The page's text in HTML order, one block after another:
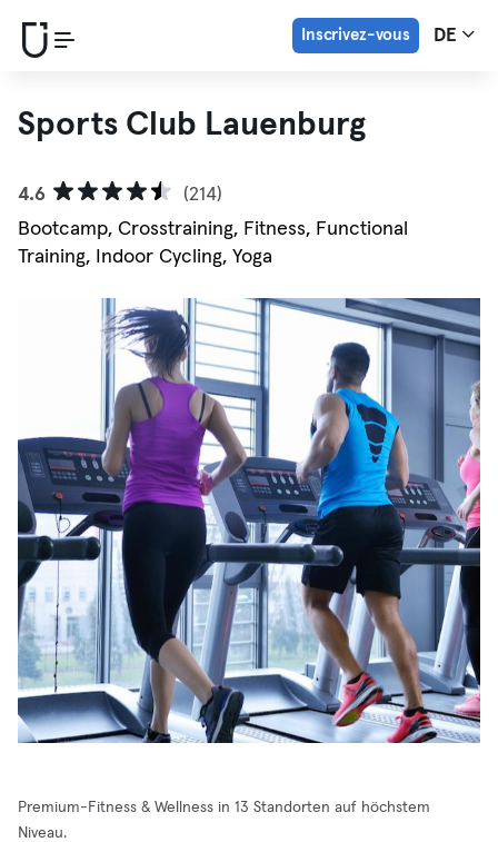
Inscrivez-vous DE
Sports Club Lauenburg
4.6
(214)
Bootcamp, Crosstraining, Fitness, Functional
Training, Indoor Cycling, Yoga
Premium-Fitness & Wellness in 13 Standorten auf höchstem
Niveau.